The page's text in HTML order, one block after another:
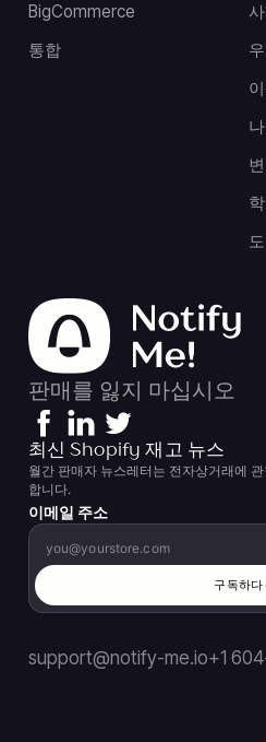
BigCommerce
통합
판매를 잃지 마십시오
최신 Shopify 재고 뉴스
월간 판매자 뉴스레터는 전자상거래에
합니다.
이메일 주소
구독하다
support@notify-me.io+1